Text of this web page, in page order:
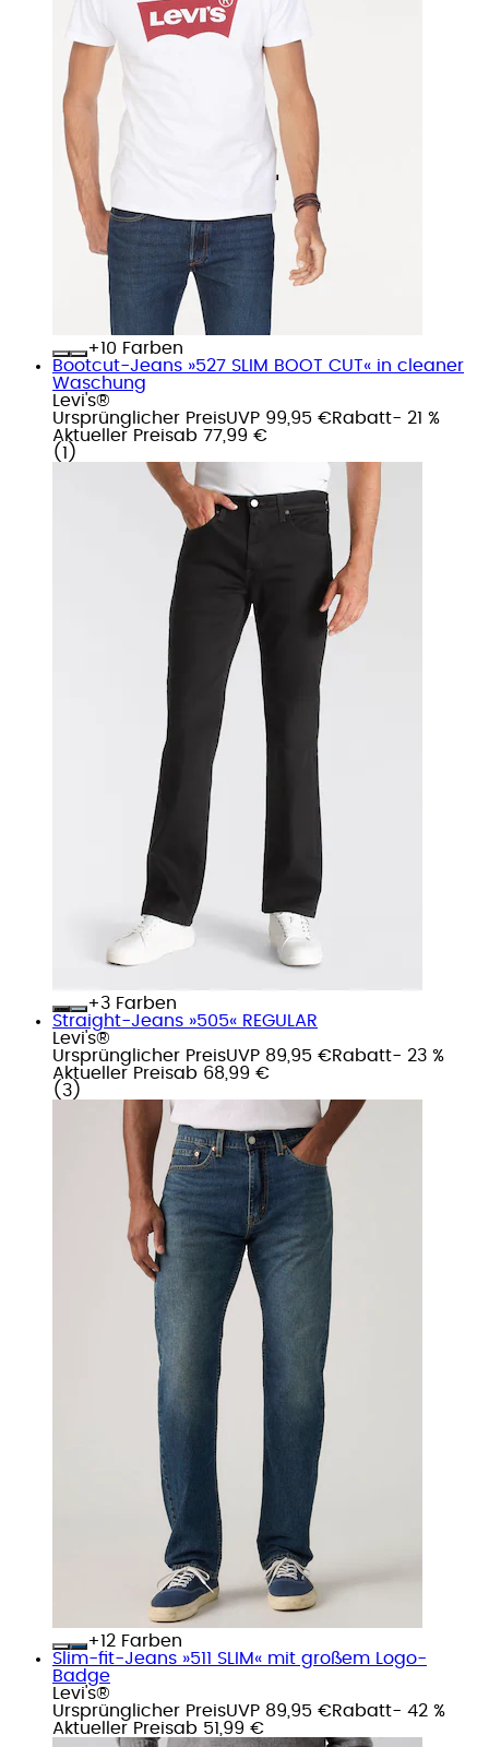
+
Farben
Bootcut-Jeans »527 SLIM BOOT CUT« in cleaner
Waschung
Levi's®
Ursprünglicher PreisUVP 99,95 €Rabatt- 21 %
Aktueller Preisab 77,99 €
( 1 )
+
Farben
Straight-Jeans »505« REGULAR
Levi's®
Ursprünglicher PreisUVP 89,95 €Rabatt- 23 %
Aktueller Preisab 68,99 €
( 3 )
+
Farben
Slim-fit-Jeans »511 SLIM« mit großem Logo-
Badge
Levi's®
Ursprünglicher PreisUVP 89,95 €Rabatt- 42 %
Aktueller Preisab 51,99 €